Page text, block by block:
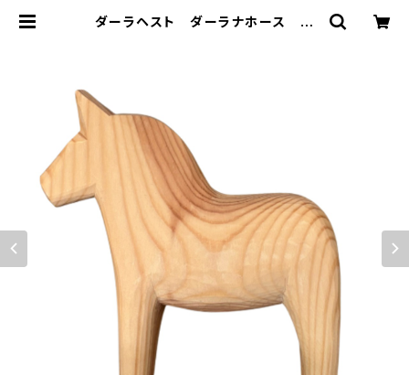
ダーラヘスト ダーラナホース